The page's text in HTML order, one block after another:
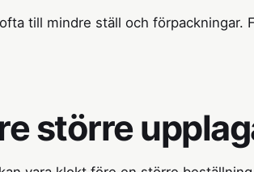
till mindre ställ och
större